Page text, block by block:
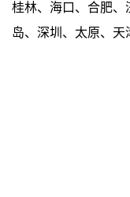
桂林、海口、合肥、
岛、深圳、太原、天